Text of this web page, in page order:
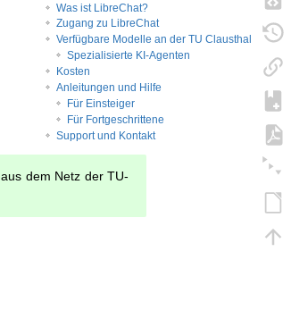
Was ist LibreChat?
Zugang zu LibreChat
Verfügbare Modelle an der TU Clausthal
Spezialisierte KI-Agenten
Kosten
Anleitungen und Hilfe
Für Einsteiger
Für Fortgeschrittene
Support und Kontakt
aus dem Netz der TU-